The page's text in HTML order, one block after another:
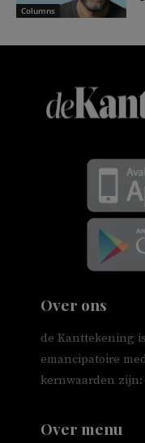
Columns
Over ons
de Kanttekening
emancipatoire
kernwaarden
Over menu